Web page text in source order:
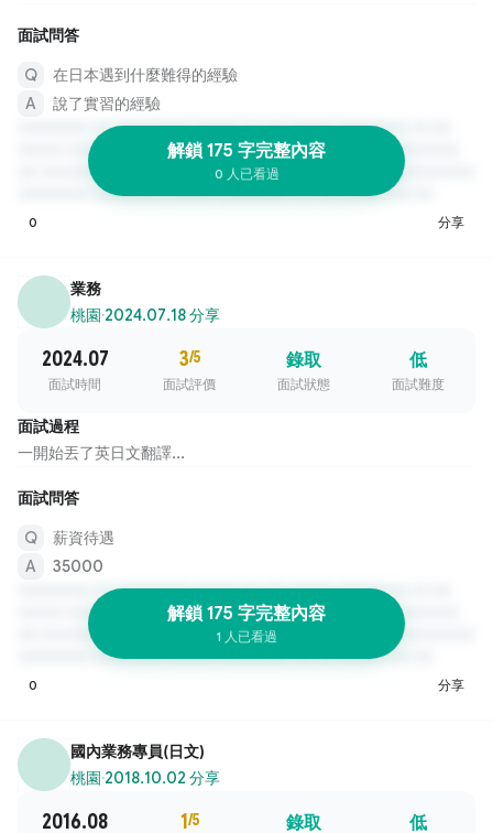
面試問答
在日本遇到什麼難得的經驗
說了實習的經驗
解鎖 175 字完整內容
0 人已看過
0 分享
業務
桃園·2024.07.18 分享
2024.07
面試時間
3/5
面試評價
錄取
面試狀態
低
面試難度
面試過程
一開始丟了英日文翻譯...
面試問答
薪資待遇
35000
解鎖 175 字完整內容
1 人已看過
0 分享
國內業務專員(日文)
桃園·2018.10.02 分享
2016.08 1/5 錄取 低